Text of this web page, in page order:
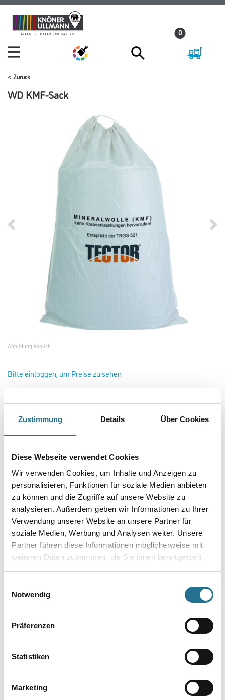
Zustimmung Details Über Cookies
Diese Webseite verwendet Cookies
Wir verwenden Cookies, um Inhalte und Anzeigen zu
personalisieren, Funktionen für soziale Medien anbieten
zu können und die Zugriffe auf unsere Website zu
analysieren. Außerdem geben wir Informationen zu Ihrer
Verwendung unserer Website an unsere Partner für
soziale Medien, Werbung und Analysen weiter. Unsere
Partner führen diese Informationen möglicherweise mit
weiteren Daten zusammen, die Sie ihnen bereitgestellt
haben oder die sie im Rahmen Ihrer Nutzung der Dienste
Notwendig
Präferenzen
Statistiken
Marketing
Zum
Inhalt
Zum
Navigationsmenü
0
Zurück
WD KMF-Sack
Abbildung ähnlich
Bitte einloggen, um Preise zu sehen
WD KMF-Sack 140x220cm, mit Kordel im Saum
KMF-Sack mit Kordel im Saum.
Umrechnungsfaktoren
- Material: Polypropylen
- Füllmenge: ca. 1200 Liter
- Mit Aufdruck für Mineralfaserabfälle